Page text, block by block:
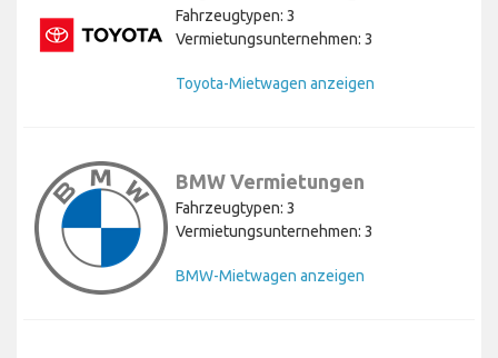
Fahrzeugtypen: 3
Vermietungsunternehmen: 3
Toyota-Mietwagen anzeigen
BMW Vermietungen
Fahrzeugtypen: 3
Vermietungsunternehmen: 3
BMW-Mietwagen anzeigen